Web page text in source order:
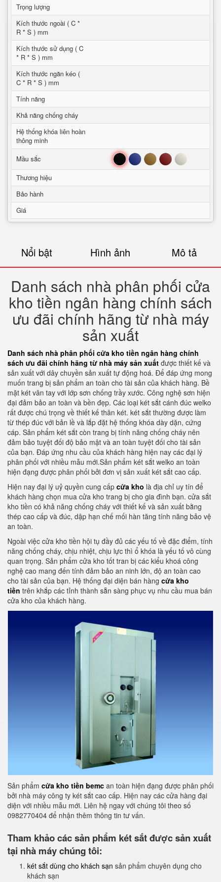
Trọng lượng
Kích thước ngoài ( C *
R * S ) mm
Kích thước sử dụng ( C
* R * S ) mm
Kích thước ngăn kéo (
C * R * S ) mm
Tính năng
Khả năng chống cháy
Hệ thống khóa liên hoàn
thông minh
Mầu sắc
Đen Xanh Nâu Đỏ Trắng
Thương hiệu
Bảo hành
Giá
Nổi bật Hình ảnh Mô tả
Danh sách nhà phân phối cửa
kho tiền ngân hàng chính sách
ưu đãi chính hãng từ nhà máy
sản xuất
Danh sách nhà phân phối cửa kho tiền ngân hàng chính
sách ưu đãi chính hãng từ nhà máy sản xuất được thiết kế và
sản xuất với dây chuyền sản xuất tự động hoá. Để đáp ứng mong
muốn trang bị sản phẩm an toàn cho tài sản của khách hàng. Bề
mặt két vân tay với lớp sơn chống trầy xước. Công nghệ sơn hiện
đại đảm bảo an toàn và bền đẹp. Các loại két sắt cánh đúc welko
rất được chú trọng về thiết kế thân két. két sắt thường được làm
từ thép đúc với bản lề và lắp đặt hệ thống khóa dày dặn, cứng
cáp. Sản phẩm két sắt còn trang bị tính năng chống cháy nên
đảm bảo tuyệt đối độ bảo mật và an toàn tuyệt đối cho tài sản
của bạn. Đáp ứng nhu cầu của khách hàng hiện nay các đại lý
phân phối với nhiều mẫu mới.Sản phẩm két sắt welko an toàn
hiện đạng được phân phối bởi đơn vị sản xuất két sắt cao cấp.
Hiện nay đại lý uỷ quyền cung cấp cửa kho là địa chỉ uy tín để
khách hàng chọn mua cửa kho trang bị cho gia đình bạn. cửa sắt
kho tiền có khả năng chống cháy với thiết kế và sản xuất bằng
thép cao cấp và đúc, dập hạn chế mối hàn tăng tính năng bảo vệ
an toàn.
Ngoài việc cửa kho tiền hội tụ đầy đủ các yếu tố về đặc điểm, tính
năng chống cháy, chịu nhiệt, chịu lực thì ổ khóa là yếu tố vô cùng
quan trọng. Sản phẩm cửa kho tốt tran bị các kiểu khoá công
nghệ cao mang đến tính đảm bảo an ninh lớn, độ an toàn cao
cho tài sản của bạn. Hệ thống đại diện bán hàng cửa kho
tiền trên khắp các tỉnh thành sẵn sàng phục vụ nhu cầu mua bán
cửa kho của khách hàng.
Sản phẩm cửa kho tiền bemc an toàn hiện đạng được phân phối
bởi nhà máy công ty két sắt cao cấp. Hiện nay các cửa hàng đại
diện với nhiều mẫu mới. Liên hệ ngay với chúng tôi theo số
0982770404 để nhận thêm thông tin tư vấn.
Tham khảo các sản phẩm két sắt được sản xuất
tại nhà máy chúng tôi:
két sắt dùng cho khách sạn sản phẩm chuyên dụng cho
khách sạn